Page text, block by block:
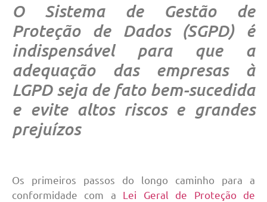
O Sistema de Gestão de
Proteção de Dados (SGPD) é
indispensável para que a
adequação das empresas à
LGPD seja de fato bem-sucedida
e evite altos riscos e grandes
prejuízos
Os primeiros passos do longo caminho para a
conformidade com a Lei Geral de Proteção de